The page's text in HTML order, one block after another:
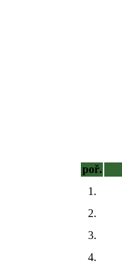
poř.
1.
2.
3.
4.